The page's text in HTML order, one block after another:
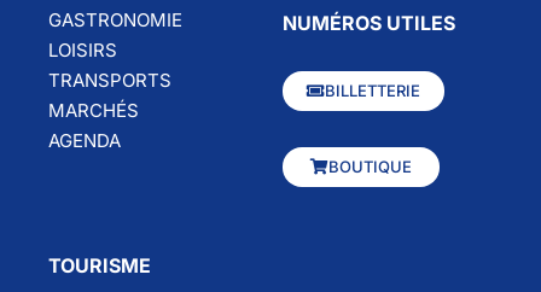
GASTRONOMIE
LOISIRS
TRANSPORTS
MARCHÉS
AGENDA
NUMÉROS UTILES
BILLETTERIE
BOUTIQUE
TOURISME